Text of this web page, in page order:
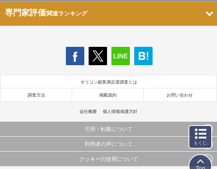
専門家評価関連ランキング
オリコン顧客満足度調査とは
調査方法 掲載規約 お問い合わせ
会社概要 個人情報保護方針
引用・転載について
当サイトで公開されている情報（文字、写真、イラスト、画像データ等）及びこれらの配置・
これらの情報を権利者の許可なく無断転載・複製などの二次利用を行うことは固く禁じており
利用者の声について
当サイトに掲載している内容はすべてサービスの利用者が提出された見解・感想です。
クッキーの使用について
もくじ